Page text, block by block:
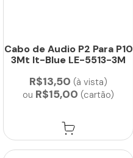
Cabo de Audio P2 Para P10
3Mt It-Blue LE-5513-3M
R$13,50 (à vista)
ou R$15,00 (cartão)